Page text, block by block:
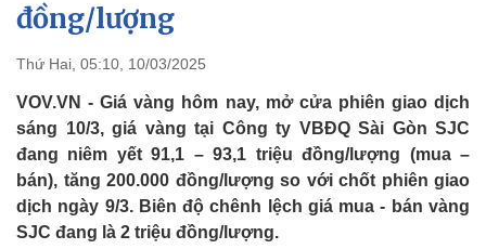
Quốc hội
Nhận diện sự thật
đồng/lượng
Thứ Hai, 05:10, 10/03/2025
VOV.VN - Giá vàng hôm nay, mở cửa phiên giao dịch
sáng 10/3, giá vàng tại Công ty VBĐQ Sài Gòn SJC
đang niêm yết 91,1 – 93,1 triệu đồng/lượng (mua –
bán), tăng 200.000 đồng/lượng so với chốt phiên giao
dịch ngày 9/3. Biên độ chênh lệch giá mua - bán vàng
SJC đang là 2 triệu đồng/lượng.